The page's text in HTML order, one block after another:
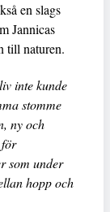
en slags
Jannicas
till naturen.
inte kunde
stomme
ny och
som under
hopp och